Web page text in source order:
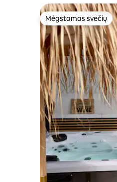
Mėgstamas svečių
Mėgstamas svečių